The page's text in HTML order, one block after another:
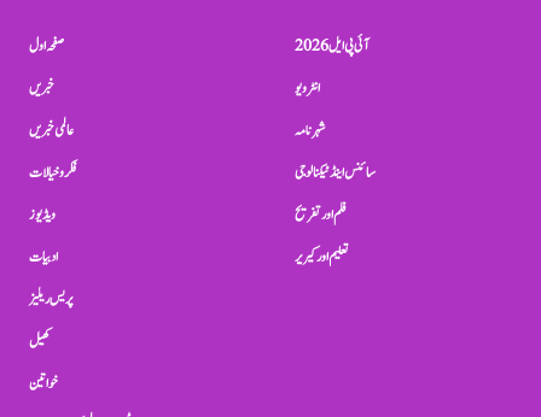
صفحہ اول
خبریں
عالمی خبریں
فکر و خیالات
ویڈیوز
ادبیات
پریس ریلیز
کھیل
خواتین
آئی پی ایل 2026
انٹرویو
شہرنامہ
سائنس اینڈ ٹیکنالوجی
فلم اور تفریح
تعلیم اور کیریر